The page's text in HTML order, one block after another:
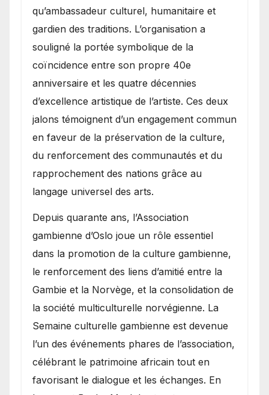
qu’ambassadeur culturel, humanitaire et
gardien des traditions. L’organisation a
souligné la portée symbolique de la
coïncidence entre son propre 40e
anniversaire et les quatre décennies
d’excellence artistique de l’artiste. Ces deux
jalons témoignent d’un engagement commun
en faveur de la préservation de la culture,
du renforcement des communautés et du
rapprochement des nations grâce au
langage universel des arts.
​Depuis quarante ans, l’Association
gambienne d’Oslo joue un rôle essentiel
dans la promotion de la culture gambienne,
le renforcement des liens d’amitié entre la
Gambie et la Norvège, et la consolidation de
la société multiculturelle norvégienne. La
Semaine culturelle gambienne est devenue
l’un des événements phares de l’association,
célébrant le patrimoine africain tout en
favorisant le dialogue et les échanges. En